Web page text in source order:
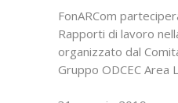
FonARCom
Rapporti di lavoro
organizzato dal
Gruppo ODCEC Area